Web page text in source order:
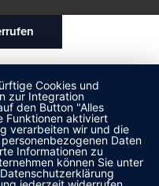
Cookies und
zur Integration
den Button "Alles
Funktionen aktiviert
verarbeiten wir und die
Daten
Informationen zu
können Sie unter